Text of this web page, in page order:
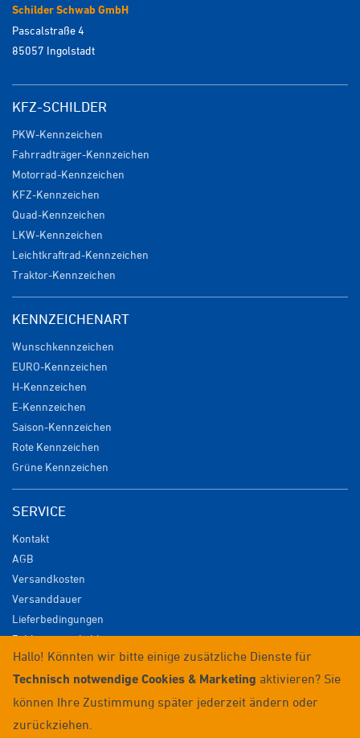
Schilder Schwab GmbH
Pascalstraße 4
85057 Ingolstadt
KFZ-SCHILDER
PKW-Kennzeichen
Fahrradträger-Kennzeichen
Motorrad-Kennzeichen
KFZ-Kennzeichen
Quad-Kennzeichen
LKW-Kennzeichen
Leichtkraftrad-Kennzeichen
Traktor-Kennzeichen
KENNZEICHENART
Wunschkennzeichen
EURO-Kennzeichen
H-Kennzeichen
E-Kennzeichen
Saison-Kennzeichen
Rote Kennzeichen
Grüne Kennzeichen
SERVICE
Kontakt
AGB
Versandkosten
Versanddauer
Lieferbedingungen
Zahlungsmöglichkeiten
Datenschutz
Impressum
Widerrufsrecht
Anmelden / Registrieren
Hallo! Könnten wir bitte einige zusätzliche Dienste für
Technisch notwendige Cookies & Marketing aktivieren? Sie
können Ihre Zustimmung später jederzeit ändern oder
zurückziehen.